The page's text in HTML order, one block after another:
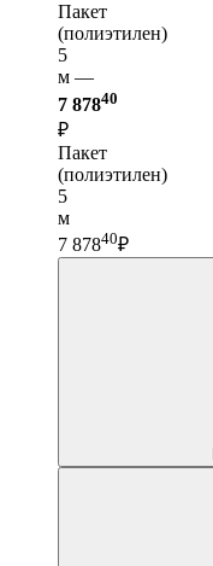
Пакет
(полиэтилен)
5
м —
7 87840
₽
Пакет
(полиэтилен)
5
м
7 87840₽